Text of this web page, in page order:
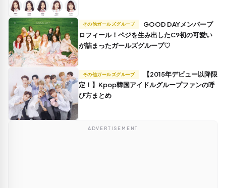
その他ガールズグループ
ロフィール！ペジを生み出したC9初の可愛い
が詰まったガールズグループ♡
その他ガールズグループ
定！】Kpop韓国アイドルグループファンの呼
び方まとめ
ADVERTISEMENT